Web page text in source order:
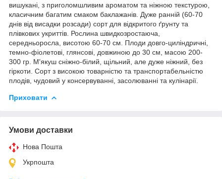
вишукані, з приголомшливим ароматом та ніжною текстурою,
класичним багатим смаком баклажанів. Дуже ранній (60-70
днів від висадки розсади) сорт для відкритого ґрунту та
плівкових укриттів. Рослина швидкозростаюча,
середньоросла, висотою 60-70 см. Плоди довго-циліндричні,
темно-фіолетові, глянсові, довжиною до 30 см, масою 200-
300 гр. М'якуш сніжно-білий, щільний, але дуже ніжний, без
гіркоти. Сорт з високою товарністю та транспортабельністю
плодів, чудовий у консервуванні, засолюванні та кулінарії.
Приховати
Умови доставки
Нова Пошта
Укрпошта